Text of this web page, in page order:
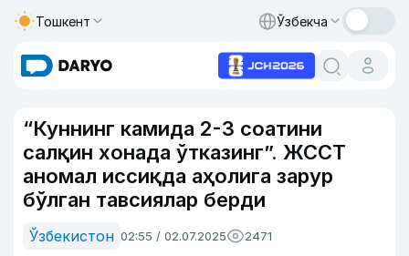
Тошкент Ўзбекча
“Куннинг камида 2-3 соатини
салқин хонада ўтказинг”. ЖССТ
аномал иссиқда аҳолига зарур
бўлган тавсиялар берди
Ўзбекистон 02:55 / 02.07.2025 2471